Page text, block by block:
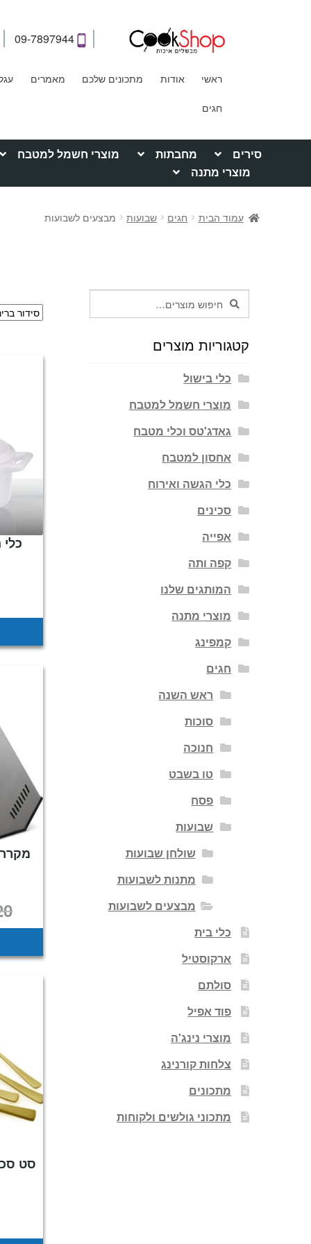
09-7897944
ראשי אודות מתכונים שלכם מאמרים
חגים
סירים מחבתות מוצרי חשמל למטבח
מוצרי מתנה
עמוד הבית חגים שבועות מבצעים לשבועות
חיפוש
עבור:
חיפוש
קטגוריות מוצרים
כלי בישול
מוצרי חשמל למטבח
גאדג'טס וכלי מטבח
אחסון למטבח
כלי הגשה ואירוח
סכינים
אפייה
קפה ותה
המותגים שלנו
מוצרי מתנה
קמפינג
חגים
ראש השנה
סוכות
חנוכה
טו בשבט
פסח
שבועות
שולחן שבועות
מתנות לשבועות
מבצעים לשבועות
כלי בית
ארקוסטיל
סולתם
פוד אפיל
מוצרי נינג'ה
צלחות קורנינג
מתכונים
מתכוני גולשים ולקוחות